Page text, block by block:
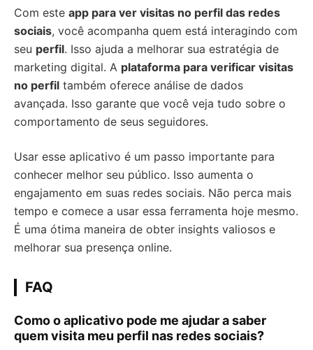
Com este app para ver visitas no perfil das redes
sociais, você acompanha quem está interagindo com
seu perfil. Isso ajuda a melhorar sua estratégia de
marketing digital. A plataforma para verificar visitas
no perfil também oferece análise de dados
avançada. Isso garante que você veja tudo sobre o
comportamento de seus seguidores.
Usar esse aplicativo é um passo importante para
conhecer melhor seu público. Isso aumenta o
engajamento em suas redes sociais. Não perca mais
tempo e comece a usar essa ferramenta hoje mesmo.
É uma ótima maneira de obter insights valiosos e
melhorar sua presença online.
FAQ
Como o aplicativo pode me ajudar a saber
quem visita meu perfil nas redes sociais?